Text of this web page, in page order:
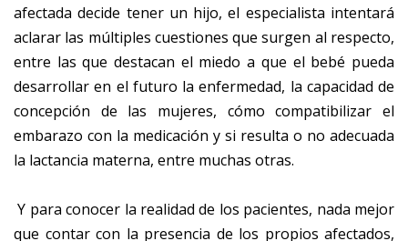
afectada decide tener un hijo, el especialista intentará
aclarar las múltiples cuestiones que surgen al respecto,
entre las que destacan el miedo a que el bebé pueda
desarrollar en el futuro la enfermedad, la capacidad de
concepción de las mujeres, cómo compatibilizar el
embarazo con la medicación y si resulta o no adecuada
la lactancia materna, entre muchas otras.
Y para conocer la realidad de los pacientes, nada mejor
que contar con la presencia de los propios afectados,